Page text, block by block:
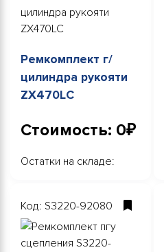
Ремкомплект г/
цилиндра рукояти
ZX470LC
Стоимость: 0₽
Остатки на складе:
Код: S3220-92080